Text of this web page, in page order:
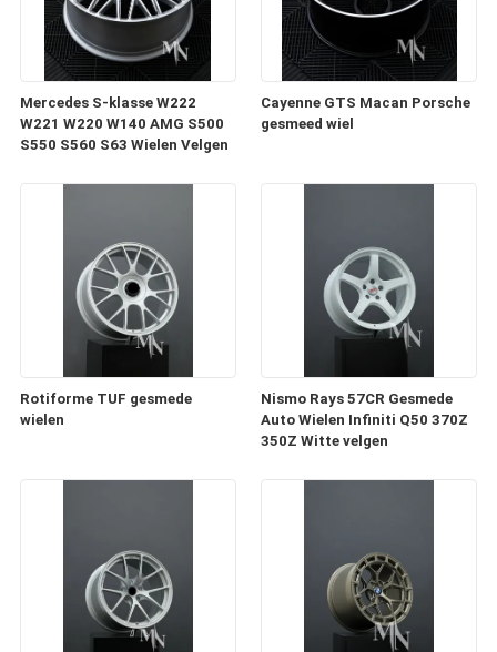
Mercedes S-klasse W222
W221 W220 W140 AMG S500
S550 S560 S63 Wielen Velgen
Cayenne GTS Macan Porsche
gesmeed wiel
Rotiforme TUF gesmede
wielen
Nismo Rays 57CR Gesmede
Auto Wielen Infiniti Q50 370Z
350Z Witte velgen